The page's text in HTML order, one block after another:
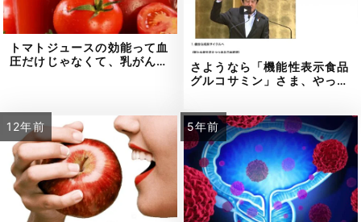
トマトジュースの効能って血
圧だけじゃなくて、乳がん…
さようなら「機能性表示食品
グルコサミン」さま、やっ…
12年前 5年前